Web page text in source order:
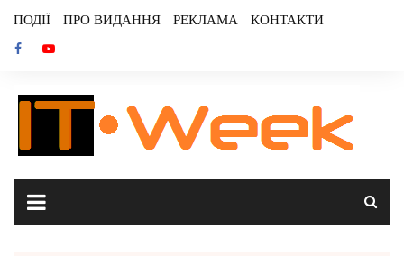
content
ПОДІЇ ПРО ВИДАННЯ РЕКЛАМА КОНТАКТИ